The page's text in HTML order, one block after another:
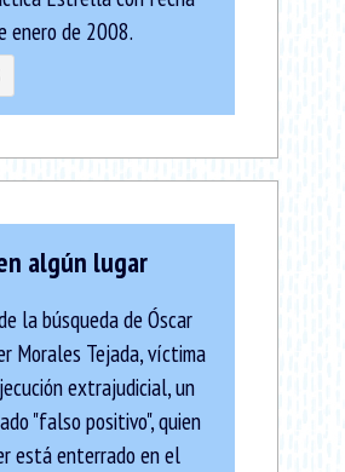
enero de 2008.
algún lugar
la búsqueda de Óscar
Morales Tejada, víctima
extrajudicial, un
"falso positivo", quien
está enterrado en el